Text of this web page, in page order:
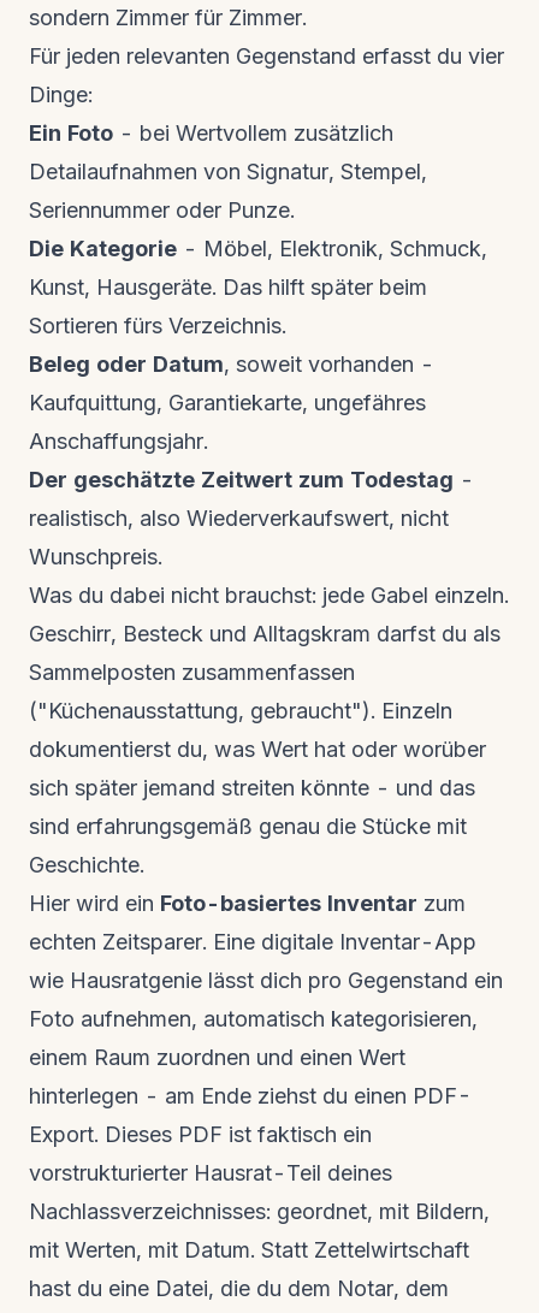
sondern Zimmer für Zimmer.
Für jeden relevanten Gegenstand erfasst du vier
Dinge:
Ein Foto - bei Wertvollem zusätzlich
Detailaufnahmen von Signatur, Stempel,
Seriennummer oder Punze.
Die Kategorie - Möbel, Elektronik, Schmuck,
Kunst, Hausgeräte. Das hilft später beim
Sortieren fürs Verzeichnis.
Beleg oder Datum, soweit vorhanden -
Kaufquittung, Garantiekarte, ungefähres
Anschaffungsjahr.
Der geschätzte Zeitwert zum Todestag -
realistisch, also Wiederverkaufswert, nicht
Wunschpreis.
Was du dabei nicht brauchst: jede Gabel einzeln.
Geschirr, Besteck und Alltagskram darfst du als
Sammelposten zusammenfassen
("Küchenausstattung, gebraucht"). Einzeln
dokumentierst du, was Wert hat oder worüber
sich später jemand streiten könnte - und das
sind erfahrungsgemäß genau die Stücke mit
Geschichte.
Hier wird ein Foto-basiertes Inventar zum
echten Zeitsparer. Eine digitale Inventar-App
wie Hausratgenie lässt dich pro Gegenstand ein
Foto aufnehmen, automatisch kategorisieren,
einem Raum zuordnen und einen Wert
hinterlegen - am Ende ziehst du einen PDF-
Export. Dieses PDF ist faktisch ein
vorstrukturierter Hausrat-Teil deines
Nachlassverzeichnisses: geordnet, mit Bildern,
mit Werten, mit Datum. Statt Zettelwirtschaft
hast du eine Datei, die du dem Notar, dem